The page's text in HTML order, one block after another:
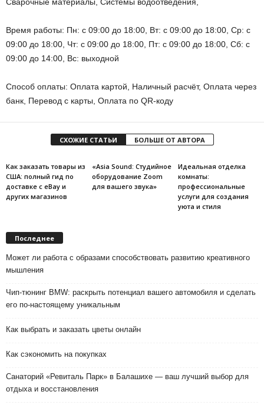
Время работы: Пн: с 09:00 до 18:00, Вт: с 09:00 до 18:00, Ср: с
09:00 до 18:00, Чт: с 09:00 до 18:00, Пт: с 09:00 до 18:00, Сб: с
09:00 до 14:00, Вс: выходной
Способ оплаты: Оплата картой, Наличный расчёт, Оплата через
банк, Перевод с карты, Оплата по QR-коду
СХОЖИЕ СТАТЬИ БОЛЬШЕ ОТ АВТОРА
Как заказать товары из
США: полный гид по
доставке с eBay и
других магазинов
«Asia Sound: Студийное
оборудование Zoom
для вашего звука»
Идеальная отделка
комнаты:
профессиональные
услуги для создания
уюта и стиля
Последнее
Может ли работа с образами способствовать развитию креативного
мышления
Чип-тюнинг BMW: раскрыть потенциал вашего автомобиля и сделать
его по-настоящему уникальным
Как выбрать и заказать цветы онлайн
Как сэкономить на покупках
Санаторий «Ревиталь Парк» в Балашихе — ваш лучший выбор для
отдыха и восстановления